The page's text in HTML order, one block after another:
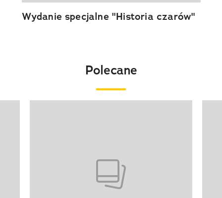
Wydanie specjalne "Historia czarów"
Polecane